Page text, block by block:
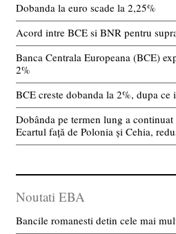
Dobanda la euro scade la 2,25%
Acord intre BCE si BNR pentru
Banca Centrala Europeana (BCE)
2%
BCE creste dobanda la 2%, dupa ce
Dobânda pe termen lung a
Ecartul față de Polonia și Cehia,
Noutati EBA
Bancile romanesti detin cele mai